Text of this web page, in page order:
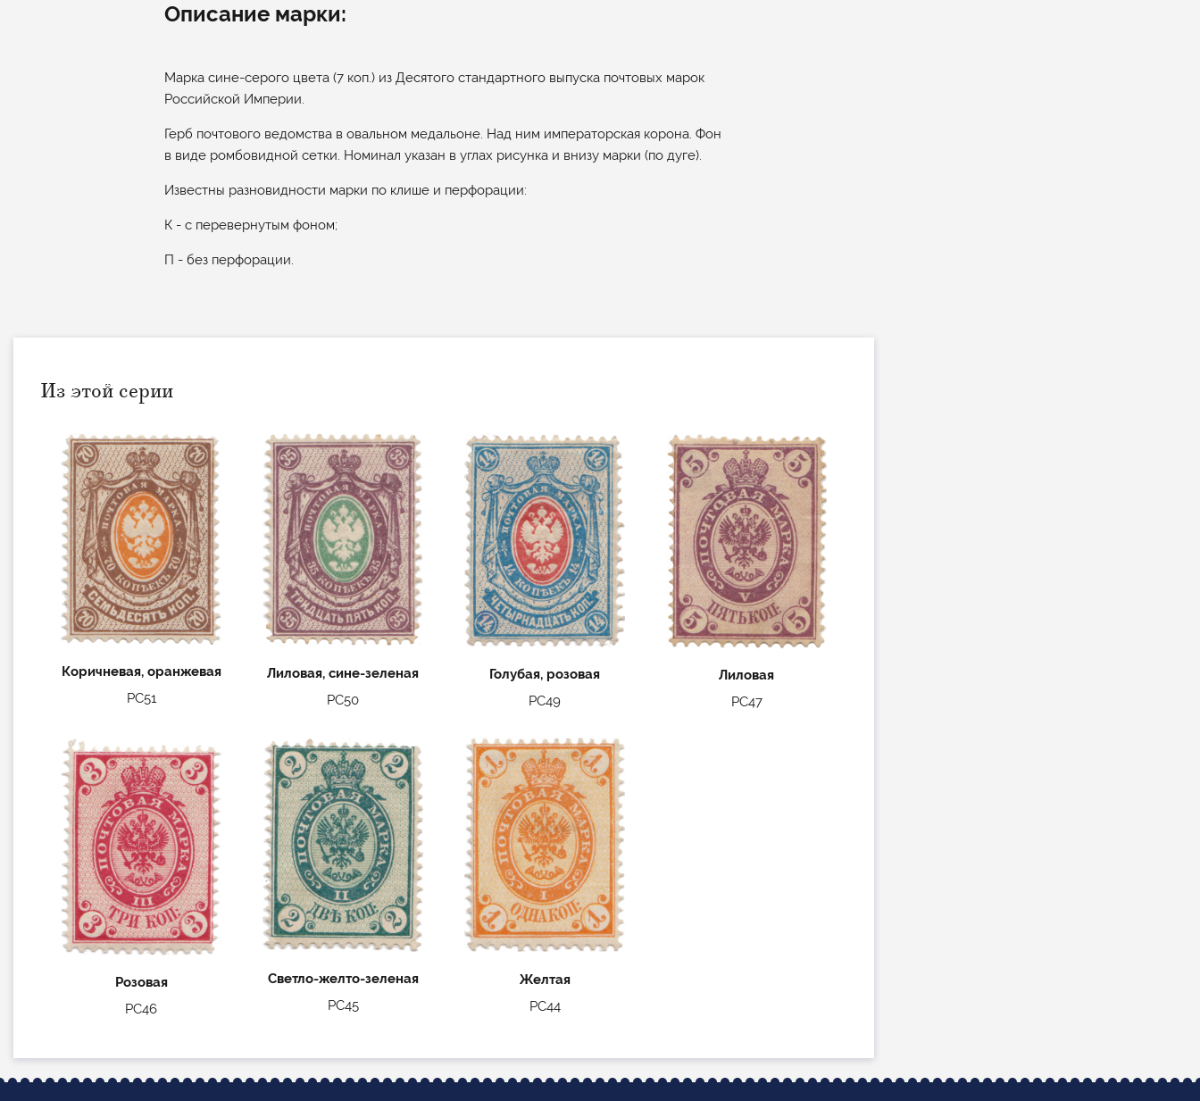
Описание марки:
Марка сине-серого цвета (7 коп.) из Десятого стандартного выпуска почтовых марок
Российской Империи.
Герб почтового ведомства в овальном медальоне. Над ним императорская корона. Фон
в виде ромбовидной сетки. Номинал указан в углах рисунка и внизу марки (по дуге).
Известны разновидности марки по клише и перфорации:
К - с перевернутым фоном;
П - без перфорации.
Из этой серии
Коричневая, оранжевая
РС51
Лиловая, сине-зеленая
РС50
Голубая, розовая
РС49
Лиловая
РС47
Розовая
РС46
Светло-желто-зеленая
РС45
Желтая
РС44